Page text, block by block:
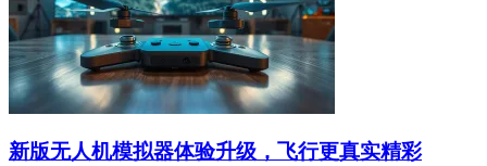
新版无人机模拟器体验升级，飞行更真实精彩